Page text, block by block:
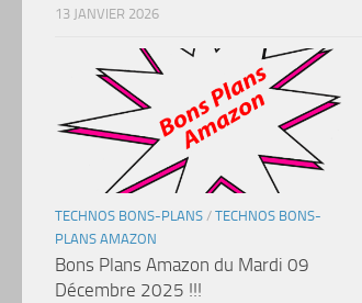
13 JANVIER 2026
TECHNOS BONS-PLANS / TECHNOS BONS-
PLANS AMAZON
Bons Plans Amazon du Mardi 09
Décembre 2025 !!!